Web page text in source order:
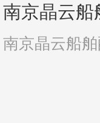
南京晶云船
南京晶云船